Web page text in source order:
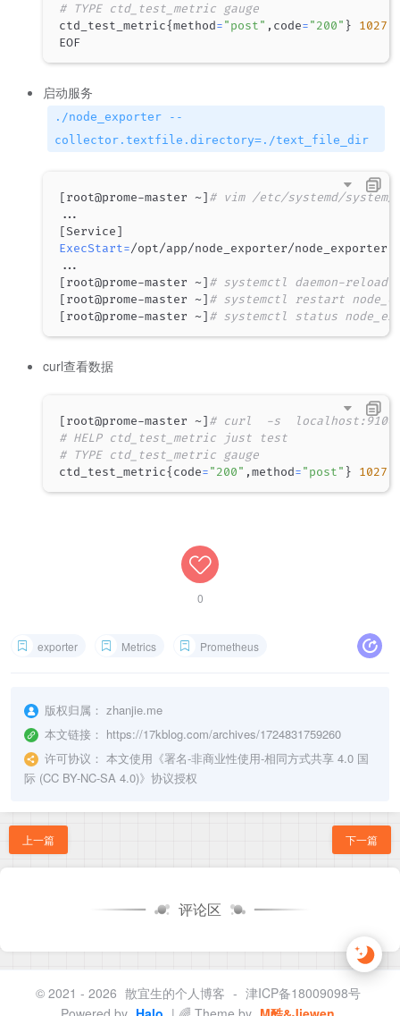
# TYPE ctd_test_metric gauge
ctd_test_metric{method="post" ,code="200" }
1027
启动服务
./node_exporter --
collector.textfile.directory=./text_file_dir
[root@prome-master ~] # vim /etc/systemd/system/
..
[Service]
ExecStart=/opt/app/node_exporter/
..
[root@prome-master ~] # systemctl daemon-reload
[root@prome-master ~] # systemctl restart
[root@prome-master ~] # systemctl status
curl查看数据
[root@prome-master ~] # curl  -s
# HELP ctd_test_metric just test
# TYPE ctd_test_metric gauge
ctd_test_metric{ code="200" ,method="post" } 1027
0
exporter Metrics Prometheus
版权归属： zhanjie.me
本文链接： https://17kblog.com/archives/1724831759260
许可协议： 本文使用《署名-非商业性使用-相同方式共享 4.0 国
际 (CC BY-NC-SA 4.0)》协议授权
上一篇 下一篇
评论区
© 2021 - 2026 散宜生的个人博客 - 津ICP备18009098号